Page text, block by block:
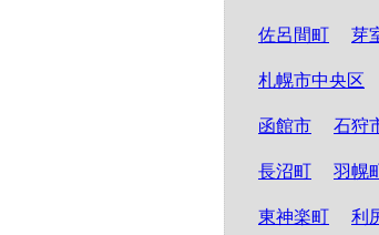
佐呂間町 芽
札幌市中央区
函館市 石狩
長沼町 羽幌
東神楽町 利